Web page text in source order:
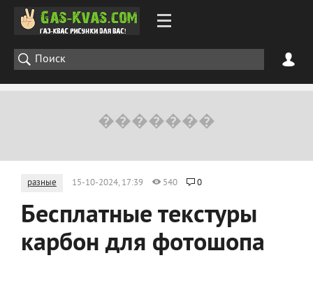
разные 15-10-2024, 17:39 540 0
Бесплатные текстуры
карбон для фотошопа